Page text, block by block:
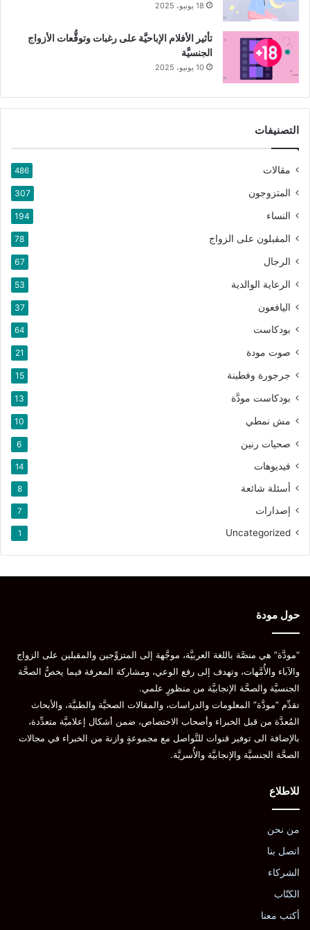
18 يونيو، 2025
تأثير الأفلام الإباحيَّة على رغبات وتوقُّعات الأزواج
الجنسيَّة
10 يونيو، 2025
التصنيفات
مقالات 486
المتزوجون 307
النساء 194
المقبلون على الزواج 78
الرجال 67
الرعاية الوالدية 53
اليافعون 37
بودكاست 64
صوت مودة 21
جرجورة وفطينة 15
بودكاست مودَّة 13
مش نمطي 10
صحيات رنين 6
فيديوهات 14
أسئلة شائعة 8
إصدارات 7
Uncategorized
1
حول مودة
“مودَّة” هي منصَّة باللغة العربيَّة، موجَّهة إلى المتزوِّجين والمقبلين على الزواج
والآباء والأُمَّهات، وتهدف إلى رفع الوعي، ومشاركة المعرفة فيما يخصُّ الصحَّة
الجنسيَّة والصحَّة الإنجابيَّة من منظورٍ علمي.
تقدِّم “مودَّة” المعلومات والدراسات، والمقالات الصحيَّة والطبيَّة، والأبحاث
المُعدَّة من قبل الخبراء وأصحاب الاختصاص، ضمن أشكال إعلاميَّة متعدِّدة،
بالإضافة الى توفير قنوات للتَّواصل مع مجموعةٍ وازنة من الخبراء في مجالات
الصحَّة الجنسيَّة والإنجابيَّة والأُسريَّة.
للاطلاع
من نحن
اتصل بنا
الشركاء
الكتّاب
أكتب معنا